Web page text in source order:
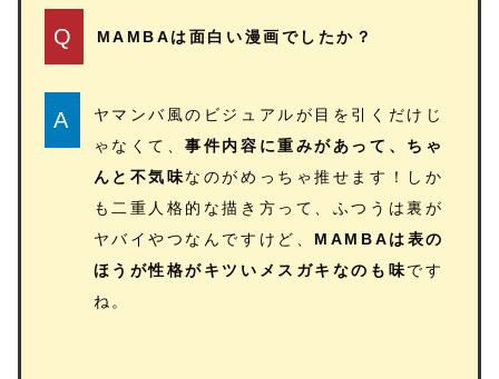
Q MAMBAは面白い漫画でしたか？
A
ヤマンバ風のビジュアルが目を引くだけじ
ゃなくて、事件内容に重みがあって、ちゃ
んと不気味なのがめっちゃ推せます！しか
も二重人格的な描き方って、ふつうは裏が
ヤバイやつなんですけど、 MAMBAは表の
ほうが性格がキツいメスガキなのも味です
ね。